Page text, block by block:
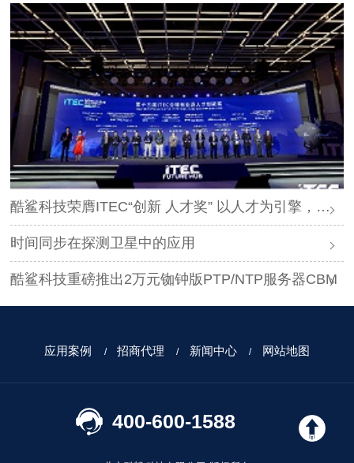
酷鲨科技荣膺ITEC“创新 人才奖” 以人才为引擎，时空为基石，驱动智能未来
时间同步在探测卫星中的应用
酷鲨科技重磅推出2万元铷钟版PTP/NTP服务器CBM
应用案例 招商代理 新闻中心 网站地图
400-600-1588